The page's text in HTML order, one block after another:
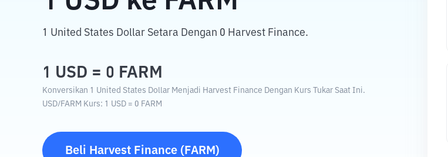
1 United States Dollar Setara Dengan 0 Harvest Finance.
1 USD = 0 FARM
Konversikan 1 United States Dollar Menjadi Harvest Finance Dengan Kurs Tukar Saat Ini.
USD/FARM Kurs: 1 USD = 0 FARM
Beli Harvest Finance( FARM )